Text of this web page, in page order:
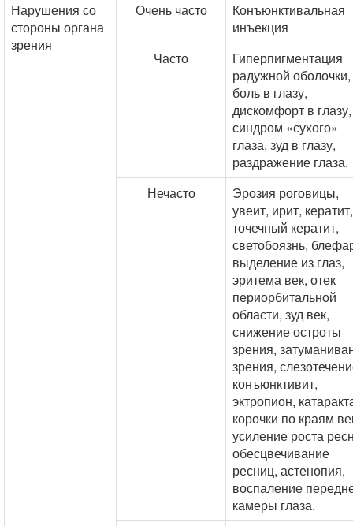
Нарушения со
стороны органа
зрения
Очень часто
Конъюнктивальная
инъекция
Часто
Гиперпигментация
радужной оболочки,
боль в глазу,
дискомфорт в глазу,
синдром «сухого»
глаза, зуд в глазу,
раздражение глаза.
Нечасто
Эрозия роговицы,
увеит, ирит, кератит,
точечный кератит,
светобоязнь,
выделение из глаз,
эритема век, отек
периорбитальной
области, зуд век,
снижение остроты
зрения,
зрения,
конъюнктивит,
эктропион,
корочки по краям
усиление роста
обесцвечивание
ресниц, астенопия,
воспаление
камеры глаза.